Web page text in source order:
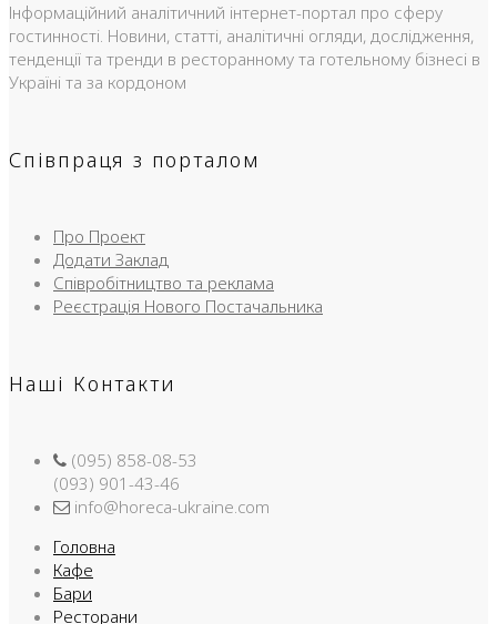
Інформаційний аналітичний інтернет-портал про сферу
гостинності. Новини, статті, аналітичні огляди, дослідження,
тенденції та тренди в ресторанному та готельному бізнесі в
Україні та за кордоном
Співпраця з порталом
Про Проект
Додати Заклад
Співробітництво та реклама
Реєстрація Нового Постачальника
Наші Контакти
(095) 858-08-53
(093) 901-43-46
info@horeca-ukraine.com
Головна
Кафе
Бари
Ресторани